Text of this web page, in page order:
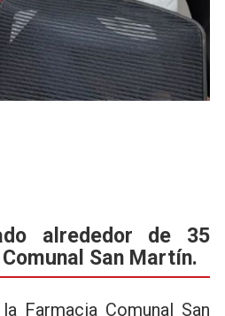
alrededor de 35
San Martín.
Farmacia Comunal San